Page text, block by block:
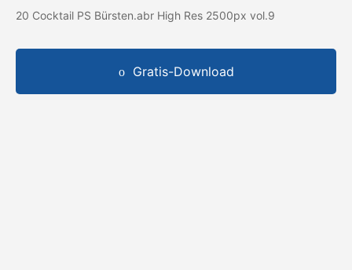
20 Cocktail PS Bürsten.abr High Res 2500px vol.9
Gratis-Download